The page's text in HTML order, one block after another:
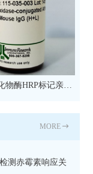
物酶HRP标记亲和
抗 现货
MORE
测赤霉素响应关